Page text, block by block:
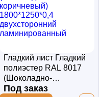
Гладкий лист Гладкий
полиэстер RAL 8017
(Шоколадно-
коричневый)
Под заказ